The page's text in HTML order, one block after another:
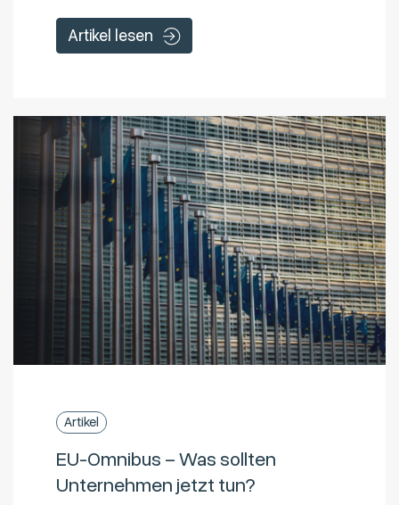
Artikel lesen
Artikel
EU-Omnibus – Was sollten
Unternehmen jetzt tun?